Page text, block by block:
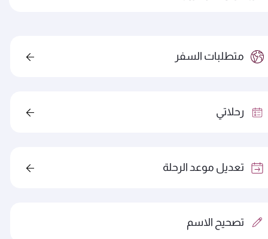
متطلبات السفر
رحلاتي
تعديل موعد الرحلة
تصحيح الاسم